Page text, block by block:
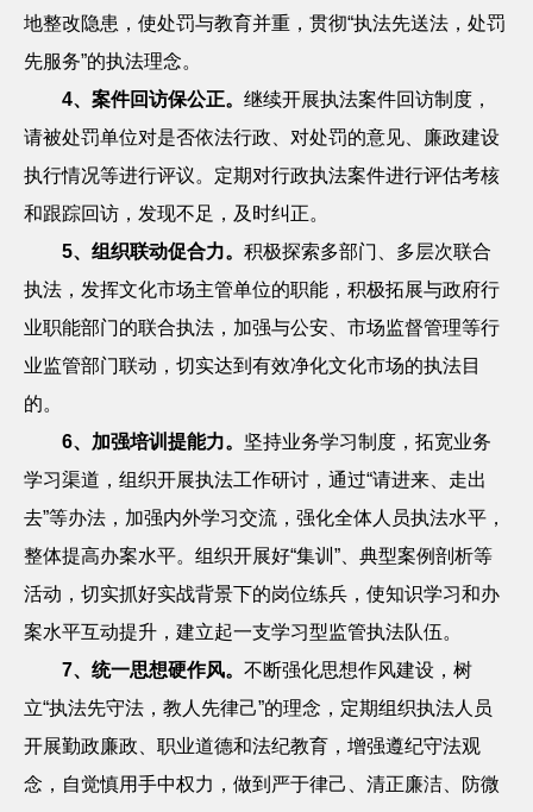
地整改隐患，使处罚与教育并重，贯彻“执法先送法，处罚
先服务”的执法理念。
4、案件回访保公正。 继续开展执法案件回访制度，
请被处罚单位对是否依法行政、对处罚的意见、廉政建设
执行情况等进行评议。定期对行政执法案件进行评估考核
和跟踪回访，发现不足，及时纠正。
5、组织联动促合力。 积极探索多部门、多层次联合
执法，发挥文化市场主管单位的职能，积极拓展与政府行
业职能部门的联合执法，加强与公安、市场监督管理等行
业监管部门联动，切实达到有效净化文化市场的执法目
的。
6、加强培训提能力。 坚持业务学习制度，拓宽业务
学习渠道，组织开展执法工作研讨，通过“请进来、走出
去”等办法，加强内外学习交流，强化全体人员执法水平，
整体提高办案水平。组织开展好“集训”、典型案例剖析等
活动，切实抓好实战背景下的岗位练兵，使知识学习和办
案水平互动提升，建立起一支学习型监管执法队伍。
7、统一思想硬作风。 不断强化思想作风建设，树
立“执法先守法，教人先律己”的理念，定期组织执法人员
开展勤政廉政、职业道德和法纪教育，增强遵纪守法观
念，自觉慎用手中权力，做到严于律己、清正廉洁、防微